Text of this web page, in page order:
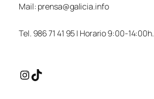
Mail: prensa@galicia.info
Tel. 986 71 41 95 | Horario 9:00-14:00h.
Instagram
TikTok